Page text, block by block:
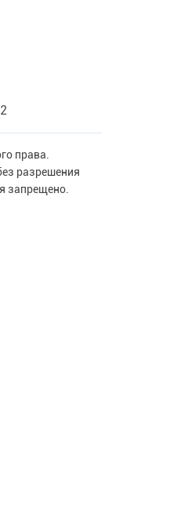
права.
разрешения
запрещено.